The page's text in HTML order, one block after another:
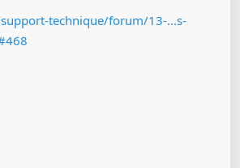
technique/forum/13-...s-